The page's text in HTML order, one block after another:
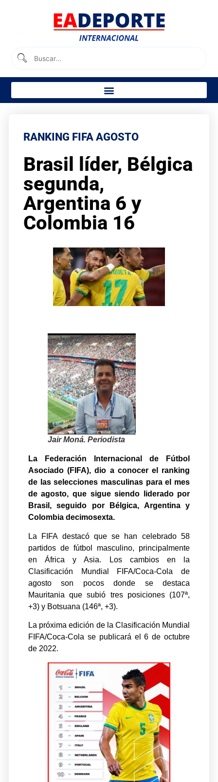
RANKING FIFA AGOSTO
Brasil líder, Bélgica
segunda,
Argentina 6 y
Colombia 16
Jair Moná. Periodista
La Federación Internacional de Fútbol
Asociado (FIFA), dio a conocer el ranking
de las selecciones masculinas para el mes
de agosto, que sigue siendo liderado por
Brasil, seguido por Bélgica, Argentina y
Colombia decimosexta.
La FIFA destacó que se han celebrado 58
partidos de fútbol masculino, principalmente
en África y Asia. Los cambios en la
Clasificación Mundial FIFA/Coca-Cola de
agosto son pocos donde se destaca
Mauritania que subió tres posiciones (107ª,
+3) y Botsuana (146ª, +3).
La próxima edición de la Clasificación Mundial
FIFA/Coca-Cola se publicará el 6 de octubre
de 2022.